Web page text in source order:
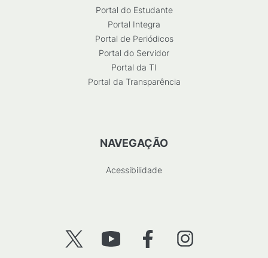
Portal do Estudante
Portal Integra
Portal de Periódicos
Portal do Servidor
Portal da TI
Portal da Transparência
NAVEGAÇÃO
Acessibilidade